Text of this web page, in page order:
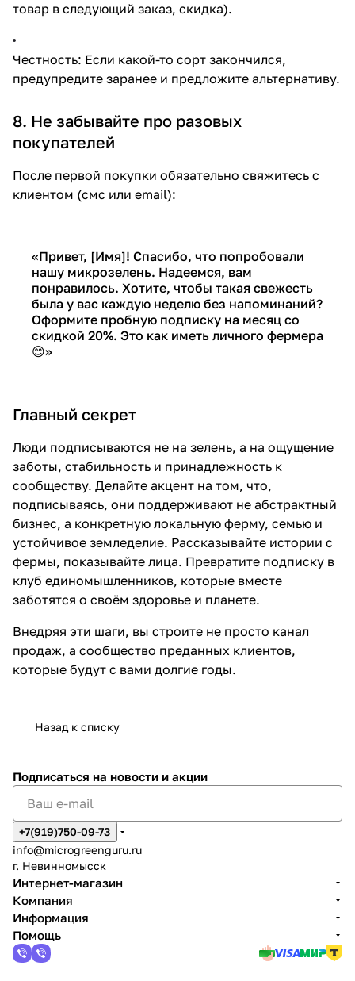
товар в следующий заказ, скидка).
Честность: Если какой-то сорт закончился,
предупредите заранее и предложите альтернативу.
8. Не забывайте про разовых
покупателей
После первой покупки обязательно свяжитесь с
клиентом (смс или email):
«Привет, [Имя]! Спасибо, что попробовали
нашу микрозелень. Надеемся, вам
понравилось. Хотите, чтобы такая свежесть
была у вас каждую неделю без напоминаний?
Оформите пробную подписку на месяц со
скидкой 20%. Это как иметь личного фермера
😊»
Главный секрет
Люди подписываются не на зелень, а на ощущение
заботы, стабильность и принадлежность к
сообществу. Делайте акцент на том, что,
подписываясь, они поддерживают не абстрактный
бизнес, а конкретную локальную ферму, семью и
устойчивое земледелие. Рассказывайте истории с
фермы, показывайте лица. Превратите подписку в
клуб единомышленников, которые вместе
заботятся о своём здоровье и планете.
Внедряя эти шаги, вы строите не просто канал
продаж, а сообщество преданных клиентов,
которые будут с вами долгие годы.
Назад к списку
Подписаться на новости и акции
+7(919)750-09-73
info@microgreenguru.ru
г. Невинномысск
Интернет-магазин
Компания
Информация
Помощь